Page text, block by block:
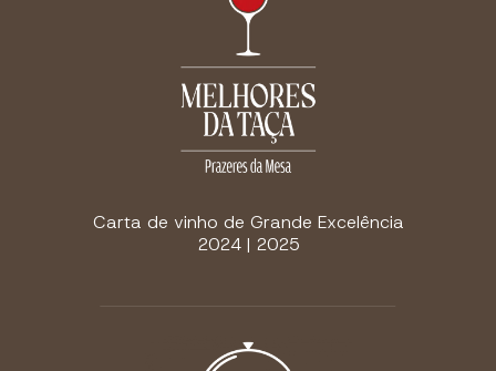
Carta de vinho de Grande Excelência
2024 | 2025